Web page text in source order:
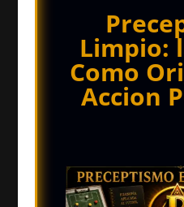
Limpio:
Como
Accion